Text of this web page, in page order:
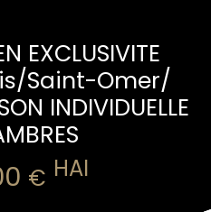
EXCLUSIVITE
Saint-Omer/
INDIVIDUELLE
€ HAI